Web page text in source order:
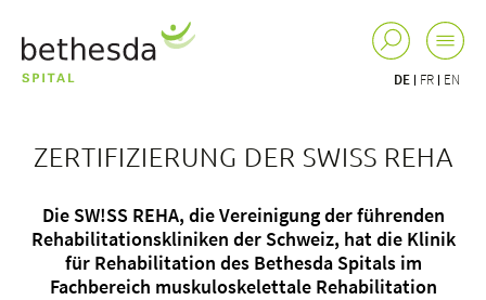
DE FR EN
ZERTIFIZIERUNG DER SWISS REHA
Die SW!SS REHA, die Vereinigung der führenden
Rehabilitationskliniken der Schweiz, hat die Klinik
für Rehabilitation des Bethesda Spitals im
Fachbereich muskuloskelettale Rehabilitation